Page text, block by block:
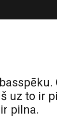
uz to ir
pilna.